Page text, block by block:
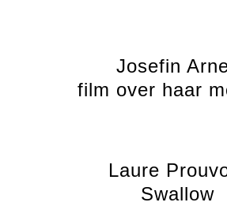
Josefin
film over haar
Laure
Swallow